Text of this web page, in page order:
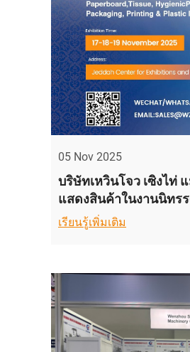
05 Nov 2025
บริษัทเหวินโจว เซิงไท่
แสดงสินค้าในงานนิทร
เรียนรู้เพิ่มเติม